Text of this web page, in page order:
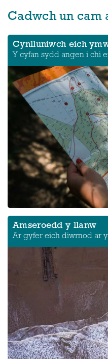
Cadwch un cam
Cynlluniwch eich
Y cyfan sydd angen i chi
Amseroedd y llanw
Ar gyfer eich diwrnod ar